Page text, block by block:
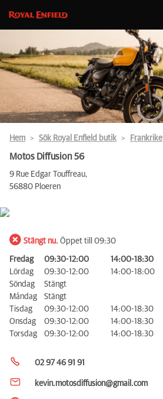
Hem Sök Royal Enfield butik Frankrike
Motos Diffusion 56
9 Rue Edgar Touffreau,
56880 Ploeren
Stängt nu. Öppet till 09:30
Fredag 09:30-12:00
14:00-18:30
Lördag
09:30-12:00
14:00-18:00
Söndag
Stängt
Måndag
Stängt
Tisdag
09:30-12:00
14:00-18:30
Onsdag
09:30-12:00
14:00-18:30
Torsdag
09:30-12:00 14:00-18:30
02 97 46 91 91
kevin.motosdiffusion@gmail.com